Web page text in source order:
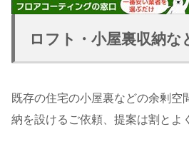
ロフト・小屋裏収納な
既存の住宅の小屋裏などの余剰空
納を設けるご依頼、提案は割とよ